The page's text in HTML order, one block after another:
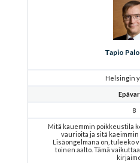
Tapio
Helsingin
8
Mitä kauemmin poikkeustila
vaurioita ja sitä
Lisäongelmana on, tuleeko
toinen aalto. Tämä